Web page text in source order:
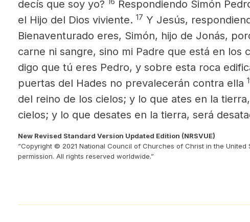
decís que soy yo?
Respondiendo Simón
el Hijo del Dios viviente. 17 Y Jesús,
Bienaventurado eres, Simón, hijo de Jonás,
carne ni sangre, sino mi Padre que está en los
digo que tú eres Pedro, y sobre esta roca
puertas del Hades no prevalecerán contra ella
del reino de los cielos; y lo que ates en la
cielos; y lo que desates en la tierra, será
New Revised Standard Version Updated Edition (NRSVUE)
“Copyright © 2021 National Council of Churches of Christ in the United
permission. All rights reserved worldwide.”